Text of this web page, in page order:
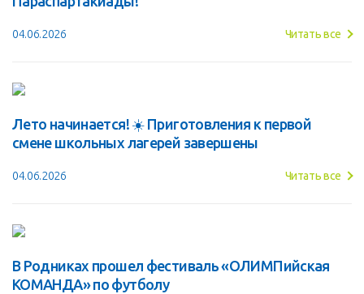
04.06.2026 Читать все
Лето начинается! ☀️ Приготовления к первой
смене школьных лагерей завершены
04.06.2026 Читать все
В Родниках прошел фестиваль «ОЛИМПийская
КОМАНДА» по футболу